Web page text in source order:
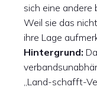
sich eine andere
Weil sie das
ihre Lage
Hintergrund:
„Land-schafft-